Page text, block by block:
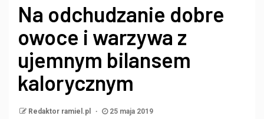
Na odchudzanie dobre
owoce i warzywa z
ujemnym bilansem
kalorycznym
Redaktor ramiel.pl 25 maja 2019